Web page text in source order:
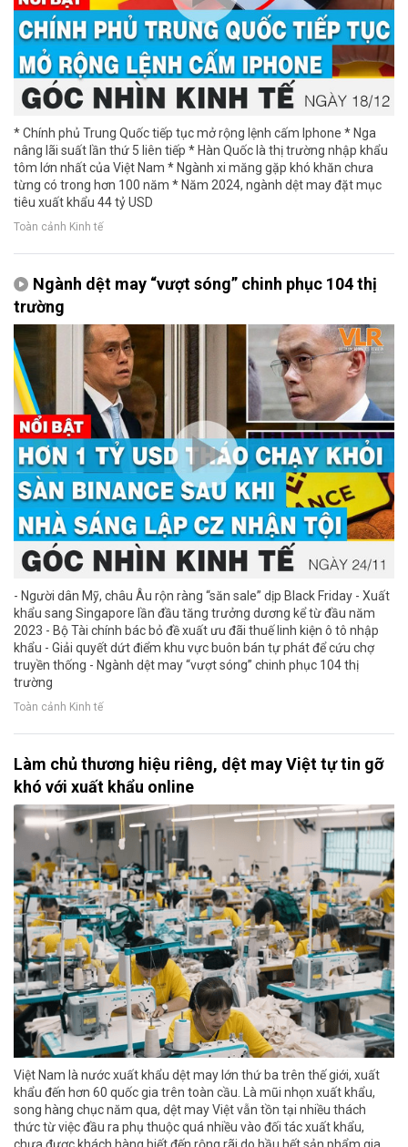
* Chính phủ Trung Quốc tiếp tục mở rộng lệnh cấm Iphone * Nga
nâng lãi suất lần thứ 5 liên tiếp * Hàn Quốc là thị trường nhập khẩu
tôm lớn nhất của Việt Nam * Ngành xi măng gặp khó khăn chưa
từng có trong hơn 100 năm * Năm 2024, ngành dệt may đặt mục
tiêu xuất khẩu 44 tỷ USD
Toàn cảnh Kinh tế
Ngành dệt may “vượt sóng” chinh phục 104 thị
trường
- Người dân Mỹ, châu Âu rộn ràng “săn sale” dịp Black Friday - Xuất
khẩu sang Singapore lần đầu tăng trưởng dương kể từ đầu năm
2023 - Bộ Tài chính bác bỏ đề xuất ưu đãi thuế linh kiện ô tô nhập
khẩu - Giải quyết dứt điểm khu vực buôn bán tự phát để cứu chợ
truyền thống - Ngành dệt may “vượt sóng” chinh phục 104 thị
trường
Toàn cảnh Kinh tế
Làm chủ thương hiệu riêng, dệt may Việt tự tin gỡ
khó với xuất khẩu online
Việt Nam là nước xuất khẩu dệt may lớn thứ ba trên thế giới, xuất
khẩu đến hơn 60 quốc gia trên toàn cầu. Là mũi nhọn xuất khẩu,
song hàng chục năm qua, dệt may Việt vẫn tồn tại nhiều thách
thức từ việc đầu ra phụ thuộc quá nhiều vào đối tác xuất khẩu,